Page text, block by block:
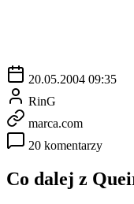
20.05.2004 09:35
RinG
marca.com
20 komentarzy
Co dalej z